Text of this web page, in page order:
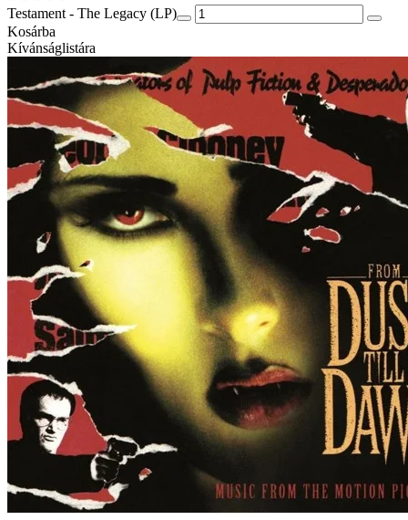
Testament - The Legacy (LP)
Kosárba
Kívánságlistára